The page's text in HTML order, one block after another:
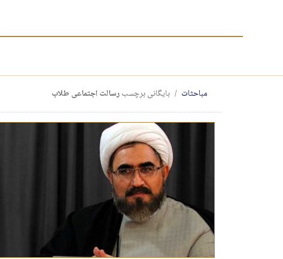
مباحثات بایگانی برچسبرسالت اجتماعی طلاب